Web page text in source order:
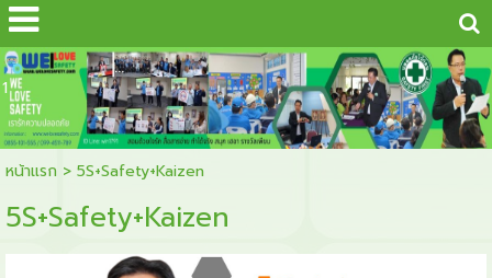
...
1
หน้าแรก > 5S+Safety+Kaizen
5S+Safety+Kaizen